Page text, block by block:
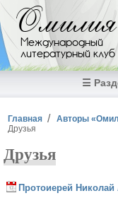
Перейти к основному
Омилия
Международный
литературный клуб
☰
Вы здесь
Главная Авторы
Друзья
Друзья
Протоиерей